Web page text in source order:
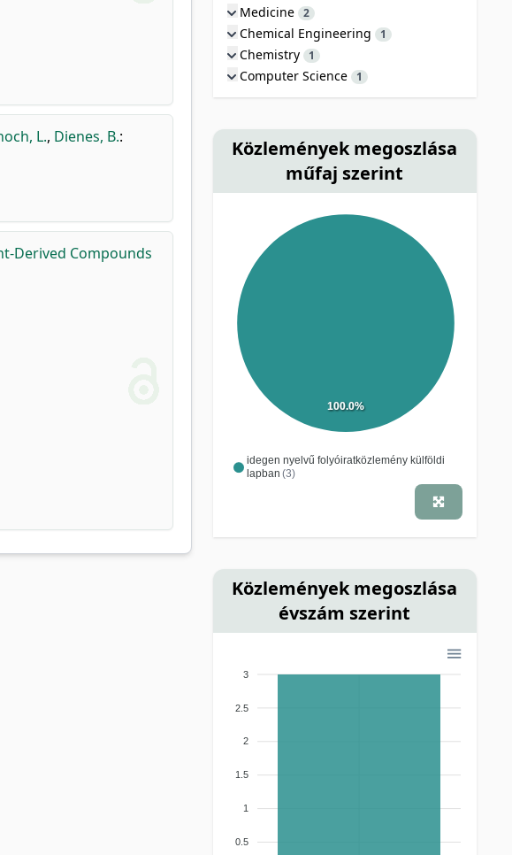
L., Dienes, B.:
Derived Compounds
Medicine 2
Chemical Engineering 1
Chemistry 1
Computer Science 1
Közlemények megoszlása
műfaj szerint
idegen nyelvű folyóiratközlemény külföldi
lapban (3)
100.0%
Közlemények megoszlása
évszám szerint
3
2.5
2
1.5
1
0.5